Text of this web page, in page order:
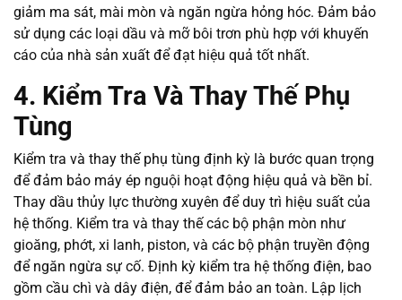
giảm ma sát, mài mòn và ngăn ngừa hỏng hóc. Đảm bảo
sử dụng các loại dầu và mỡ bôi trơn phù hợp với khuyến
cáo của nhà sản xuất để đạt hiệu quả tốt nhất.
4. Kiểm Tra Và Thay Thế Phụ
Tùng
Kiểm tra và thay thế phụ tùng định kỳ là bước quan trọng
để đảm bảo máy ép nguội hoạt động hiệu quả và bền bỉ.
Thay dầu thủy lực thường xuyên để duy trì hiệu suất của
hệ thống. Kiểm tra và thay thế các bộ phận mòn như
gioăng, phớt, xi lanh, piston, và các bộ phận truyền động
để ngăn ngừa sự cố. Định kỳ kiểm tra hệ thống điện, bao
gồm cầu chì và dây điện, để đảm bảo an toàn. Lập lịch